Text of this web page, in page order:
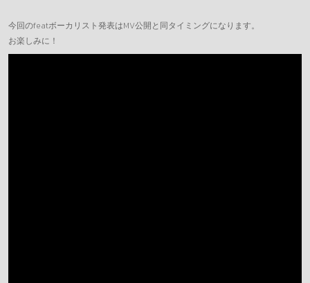
今回のfeatボーカリスト発表はMV公開と同タイミングになります。
お楽しみに！